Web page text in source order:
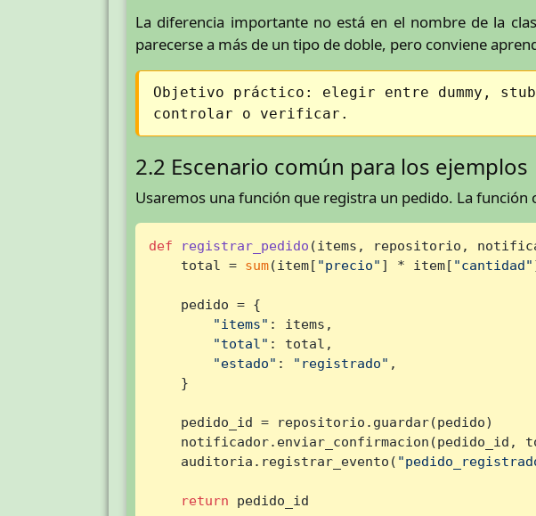
La diferencia importante no está en el nombre de la
parecerse a más de un tipo de doble, pero conviene
Objetivo práctico: elegir entre dummy,
controlar o verificar.
2.2 Escenario común para los ejemplos
Usaremos una función que registra un pedido. La
def registrar_pedido (items, repositorio,
    total =
sum(item[ "precio" ] * item[ "cantidad"
    pedido = {
"items" : items,
"total" : total,
"estado" : "registrado" ,
    }
    pedido_id = repositorio.guardar(pedido)
notificador.enviar_confirmacion(pedido_id,
    auditoria.registrar_evento(
return pedido_id